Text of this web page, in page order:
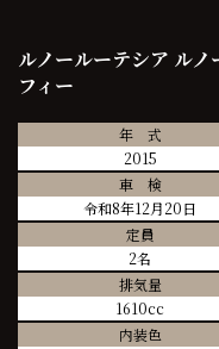
ルノールーテシア ルノ
フィー
年 式
2015
車 検
令和8年12月20日
定員
2名
排気量
1610cc
内装色